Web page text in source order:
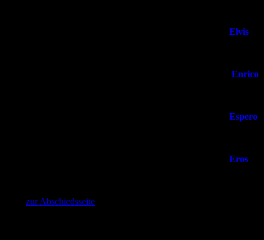
Elvis
Enrico
Espero
Eros
zur Abschiedsseite